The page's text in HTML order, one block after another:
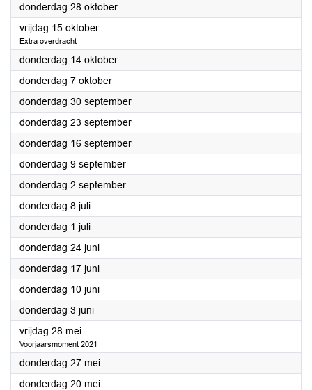
donderdag 28 oktober2021
vrijdag 15 oktober2021
Extra overdracht
donderdag 14 oktober2021
donderdag 7 oktober2021
donderdag 30 september2021
donderdag 23 september2021
donderdag 16 september2021
donderdag 9 september2021
donderdag 2 september2021
donderdag 8 juli2021
donderdag 1 juli2021
donderdag 24 juni2021
donderdag 17 juni2021
donderdag 10 juni2021
donderdag 3 juni2021
vrijdag 28 mei2021
Voorjaarsmoment 2021
donderdag 27 mei2021
donderdag 20 mei2021